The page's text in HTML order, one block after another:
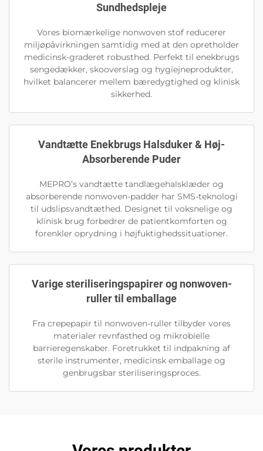
Sundhedspleje
Vores biomærkelige nonwoven stof reducerer
miljøpåvirkningen samtidig med at den opretholder
medicinsk-graderet robusthed. Perfekt til enekbrugs
sengedækker, skooverslag og hygiejneprodukter,
hvilket balancerer mellem bæredygtighed og klinisk
sikkerhed.
Vandtætte Enekbrugs Halsduker & Høj-
Absorberende Puder
MEPRO’s vandtætte tandlægehalsklæder og
absorberende nonwoven-padder har SMS-teknologi
til udslipsvandtæthed. Designet til voksnelige og
klinisk brug forbedrer de patientkomforten og
forenkler oprydning i højfuktighedssituationer.
Varige steriliseringspapirer og nonwoven-
ruller til emballage
Fra crepepapir til nonwoven-ruller tilbyder vores
materialer revnfasthed og mikrobielle
barrieregenskaber. Foretrukket til indpakning af
sterile instrumenter, medicinsk emballage og
genbrugsbar steriliseringsproces.